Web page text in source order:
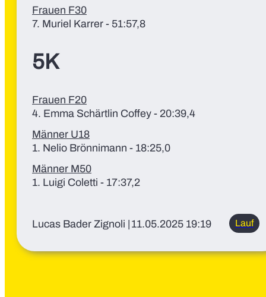
Frauen F30
7. Muriel Karrer - 51:57,8
5K
Frauen F20
4. Emma Schärtlin Coffey - 20:39,4
Männer U18
1. Nelio Brönnimann - 18:25,0
Männer M50
1. Luigi Coletti - 17:37,2
Lucas Bader Zignoli |11.05.2025 19:19 Lauf